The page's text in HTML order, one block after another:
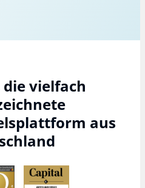
die vielfach
aus